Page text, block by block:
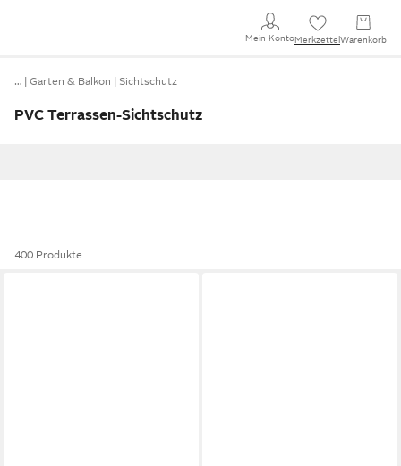
Mein KontoMerkzettel Warenkorb
… Garten & Balkon Sichtschutz
PVC Terrassen-Sichtschutz
400 Produkte